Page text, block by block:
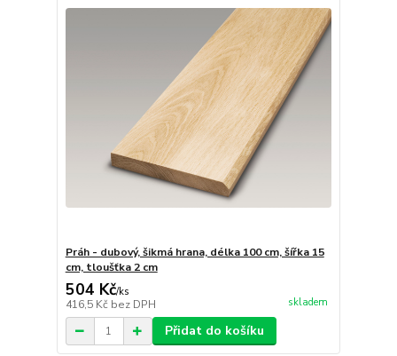
Práh - dubový, šikmá hrana, délka 100 cm, šířka 15
cm, tloušťka 2 cm
504 Kč/ks
416,5 Kč bez DPH skladem
Přidat do košíku